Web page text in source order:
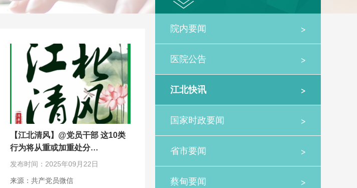
>
院内要闻
>
医院公告
>
江北快讯
>
国家时政要闻
>
省市要闻
>
蔡甸要闻
【江北清风】@党员干部 这10类
行为将从重或加重处分…
发布时间：2025年09月22日
来源：共产党员微信